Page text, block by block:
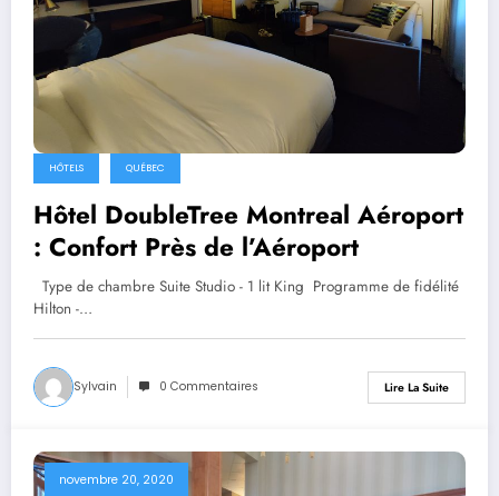
HÔTELS QUÉBEC
Hôtel DoubleTree Montreal Aéroport
: Confort Près de l’Aéroport
Type de chambre Suite Studio - 1 lit King Programme de fidélité
Hilton -…
Sylvain 0 Commentaires Lire La Suite
novembre 20, 2020